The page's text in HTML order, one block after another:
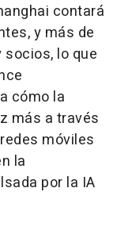
contará
y más de
lo que
cómo la
más a través
móviles
la
por la IA